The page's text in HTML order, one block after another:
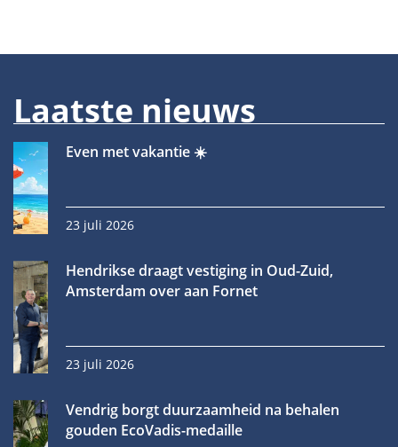
Laatste nieuws
Even met vakantie ☀️
23 juli 2026
Hendrikse draagt vestiging in Oud-Zuid,
Amsterdam over aan Fornet
23 juli 2026
Vendrig borgt duurzaamheid na behalen
gouden EcoVadis-medaille